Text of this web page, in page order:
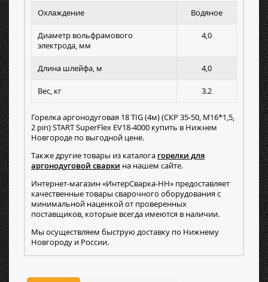
Охлаждение Водяное
Диаметр вольфрамового
электрода, мм
4,0
Длина шлейфа, м 4,0
Вес, кг 3.2
Горелка аргонодуговая 18 TIG (4м) (СКР 35-50, M16*1,5,
2 pin) START SuperFlex EV18-4000 купить в Нижнем
Новгороде по выгодной цене.
Также другие товары из каталога горелки для
аргонодуговой сварки на нашем сайте.
Интернет-магазин «ИнтерСварка-НН» предоставляет
качественные товары сварочного оборудования с
минимальной наценкой от проверенных
поставщиков, которые всегда имеются в наличии.
Мы осуществляем быструю доставку по Нижнему
Новгороду и России.